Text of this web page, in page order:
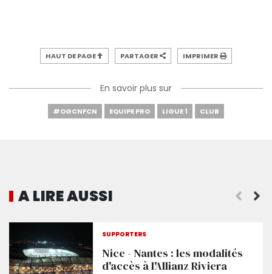
HAUT DE PAGE PARTAGER IMPRIMER
En savoir plus sur
#OGCNFCN EQUIPE PRO LIGUE 1 CLUB
A LIRE AUSSI
SUPPORTERS
Nice - Nantes : les modalités
d'accès à l'Allianz Riviera